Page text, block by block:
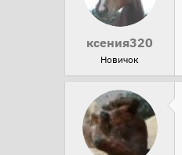
ксения320
Новичок